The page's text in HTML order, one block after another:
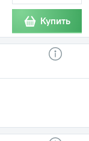
Купить